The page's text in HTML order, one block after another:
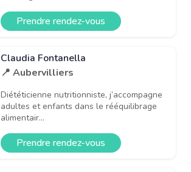
Prendre rendez-vous
Claudia Fontanella
📍 Aubervilliers
Diététicienne nutritionniste, j’accompagne
adultes et enfants dans le rééquilibrage
alimentair...
Prendre rendez-vous